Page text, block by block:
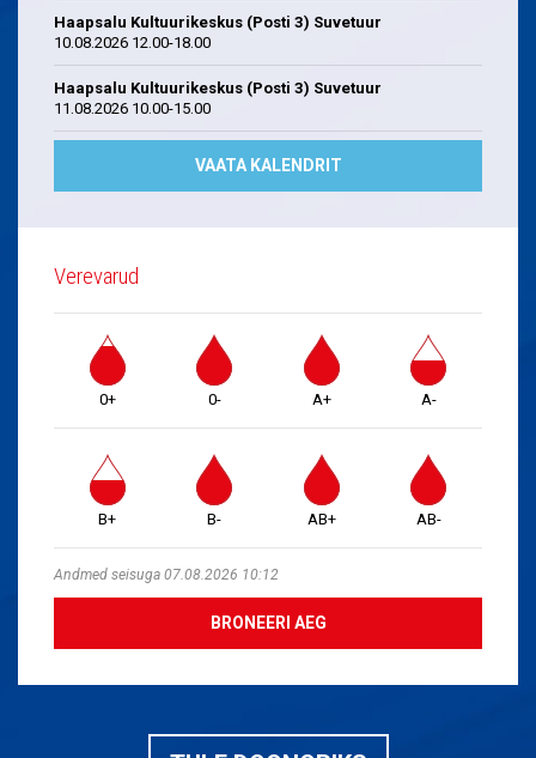
Haapsalu Kultuurikeskus (Posti 3) Suvetuur
10.08.2026 12.00-18.00
Haapsalu Kultuurikeskus (Posti 3) Suvetuur
11.08.2026 10.00-15.00
VAATA KALENDRIT
Verevarud
0+ 0- A+ A-
B+ B- AB+ AB-
Andmed seisuga 07.08.2026 10:12
BRONEERI AEG